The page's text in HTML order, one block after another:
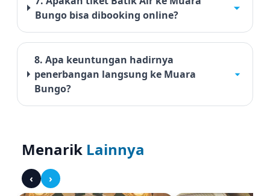
Bungo bisa dibooking online?
8. Apa keuntungan hadirnya
penerbangan langsung ke Muara
Bungo?
Menarik Lainnya
‹ ›